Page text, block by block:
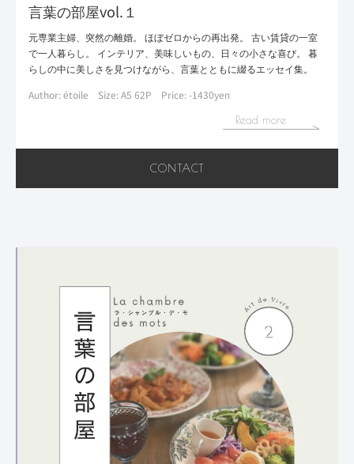
言葉の部屋vol.１
元専業主婦、突然の離婚。 ほぼゼロからの再出発。 古い賃貸の一室
で一人暮らし。 インテリア、美味しいもの、日々の小さな喜び。 暮
らしの中に美しさを見つけながら、言葉とともに綴るエッセイ集。
Author: étoile
Size: A5 62P Price: -1430yen
Read more
CONTACT